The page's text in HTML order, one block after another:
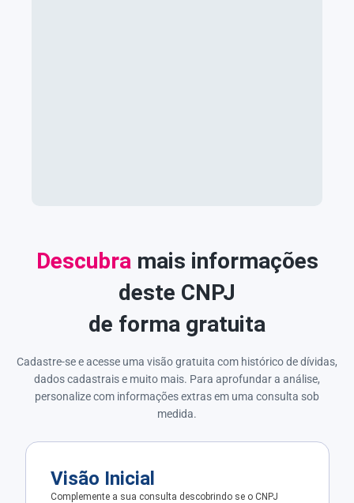
Descubramais informações
deste CNPJ
de forma gratuita
Cadastre-se e acesse uma visão gratuita com histórico de dívidas,
dados cadastrais e muito mais. Para aprofundar a análise,
personalize com informações extras em uma consulta sob
medida.
Visão Inicial
Complemente a sua consulta descobrindo se o CNPJ